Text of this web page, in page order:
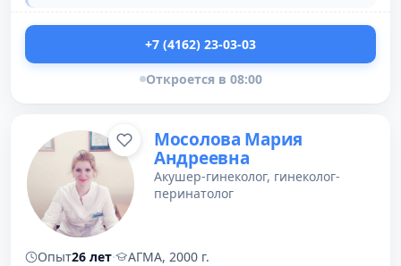
+7 (4162) 23-03-03
Откроется в 08:00
Мосолова Мария
Андреевна
Акушер-гинеколог, гинеколог-
перинатолог
Опыт26 лет·
АГМА, 2000 г.